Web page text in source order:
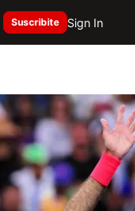
Suscribite Sign In